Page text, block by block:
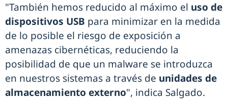
"También hemos reducido al máximo el uso de
dispositivos USB para minimizar en la medida
de lo posible el riesgo de exposición a
amenazas cibernéticas, reduciendo la
posibilidad de que un malware se introduzca
en nuestros sistemas a través de unidades de
almacenamiento externo", indica Salgado.